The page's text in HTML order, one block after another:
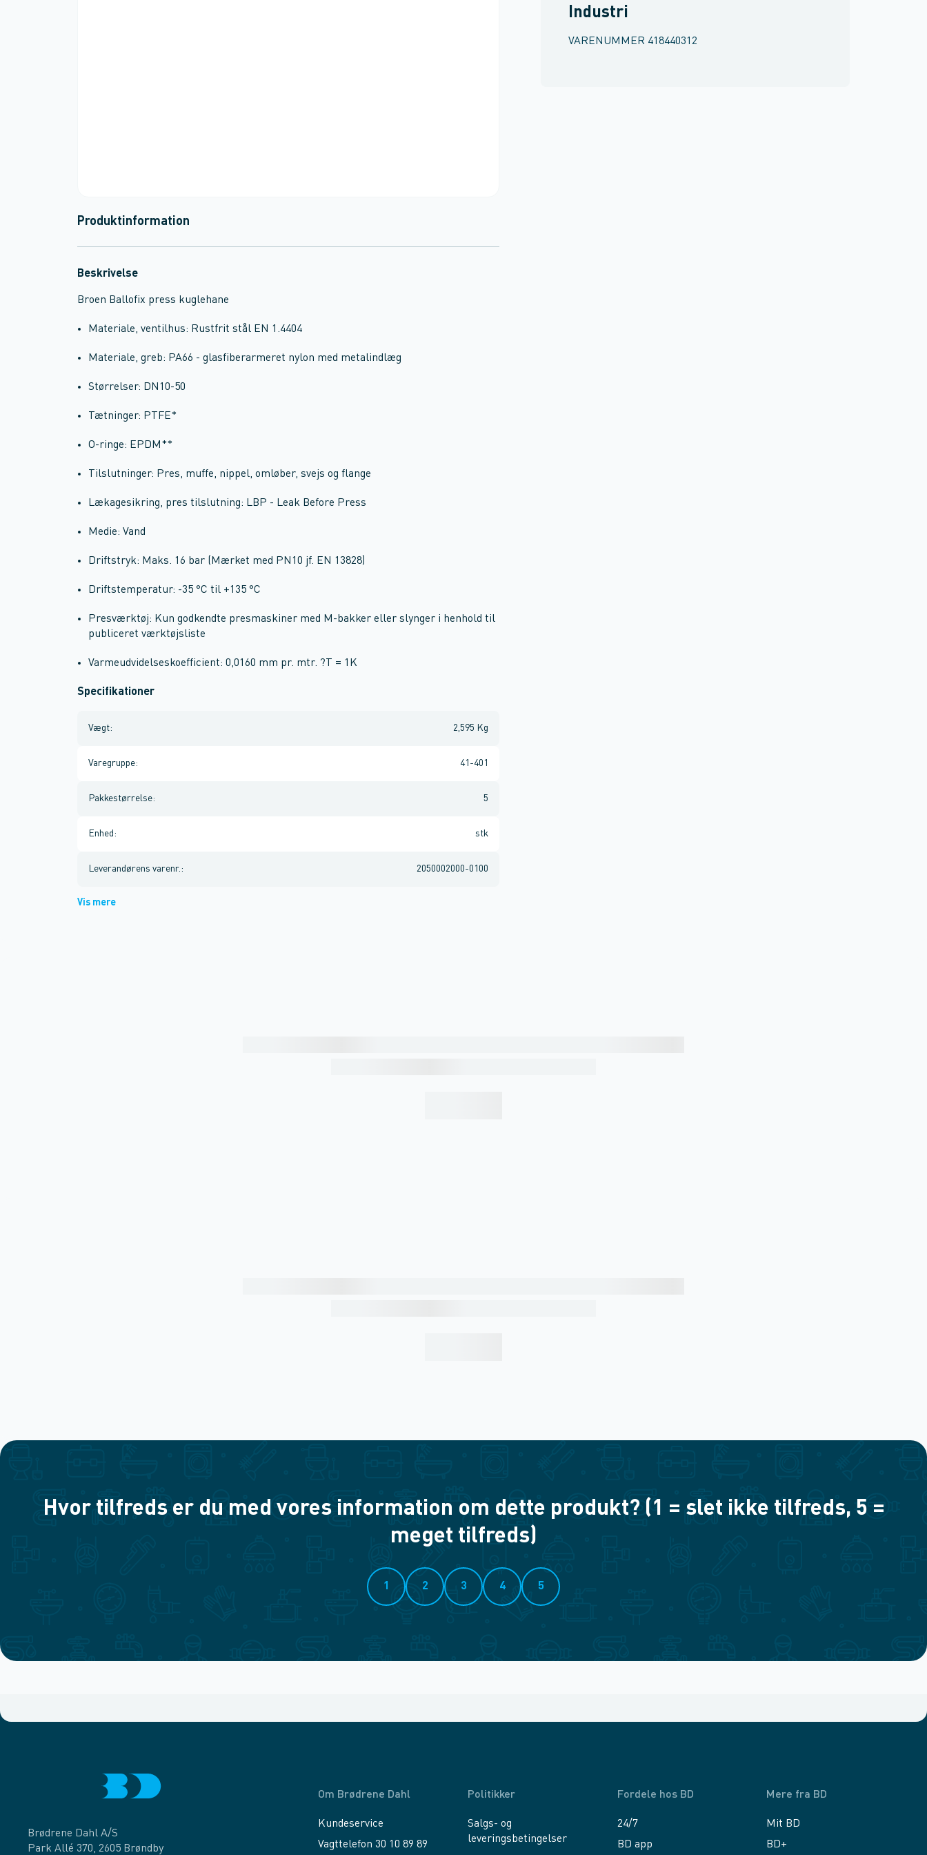
Industri
VARENUMMER 418440312
Produktinformation
Beskrivelse
Broen Ballofix press kuglehane
Materiale, ventilhus: Rustfrit stål EN 1.4404
Materiale, greb: PA66 - glasfiberarmeret nylon med metalindlæg
Størrelser: DN10-50
Tætninger: PTFE*
O-ringe: EPDM**
Tilslutninger: Pres, muffe, nippel, omløber, svejs og flange
Lækagesikring, pres tilslutning: LBP - Leak Before Press
Medie: Vand
Driftstryk: Maks. 16 bar (Mærket med PN10 jf. EN 13828)
Driftstemperatur: -35 °C til +135 °C
Presværktøj: Kun godkendte presmaskiner med M-bakker eller slynger i henhold til
publiceret værktøjsliste
Varmeudvidelseskoefficient: 0,0160 mm pr. mtr. ?T = 1K
Specifikationer
Vægt: 2,595 Kg
Varegruppe: 41-401
Pakkestørrelse: 5
Enhed : stk
Leverandørens varenr. : 2050002000-0100
Vis mere
Hvor tilfreds er du med vores information om dette produkt? (1 = slet ikke tilfreds, 5 =
meget tilfreds)
1 2 3 4 5
Brødrene Dahl A/S
Park Allé 370, 2605 Brøndby
Om Brødrene Dahl
Kundeservice
Vagttelefon 30 10 89 89
Politikker
Salgs- og
leveringsbetingelser
Fordele hos BD
24/7
BD app
Mere fra BD
Mit BD
BD+